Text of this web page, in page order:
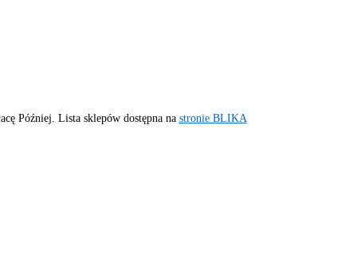
Później. Lista sklepów dostępna na stronie BLIKA